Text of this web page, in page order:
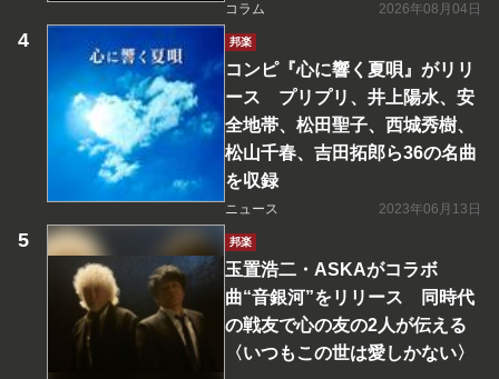
コラム 2026年08月04日
邦楽
コンピ『心に響く夏唄』がリリ
ース プリプリ、井上陽水、安
全地帯、松田聖子、西城秀樹、
松山千春、吉田拓郎ら36の名曲
を収録
ニュース 2023年06月13日
邦楽
玉置浩二・ASKAがコラボ
曲“音銀河”をリリース 同時代
の戦友で心の友の2人が伝える
〈いつもこの世は愛しかない〉